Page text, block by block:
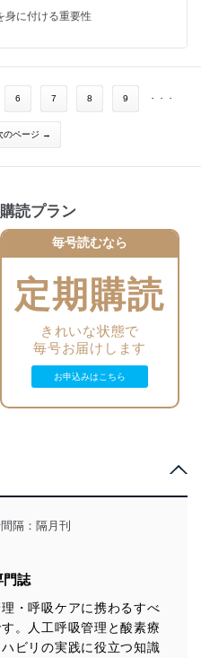
管理中の看護ケア
ック株式会社
対湿度100％を目指すの？
？ 注意すべき点は？
ベストなの?
が望ましいのはなぜ？
症状や呼吸パターンの改善が認め
について教えて
リハビリテーションのコツを教え
う評価するの？
ークリニック 小熊哲也
ラフィ）
する）
身に付ける重要性
理学療法における検査や評価
梓
亮平
ング・徒手的咳嗽介助）
・器具を用いた排痰）
リハの注目＆最新トピックQ＆A
、島谷竜俊
隈の動き・最新トピック
6 7 8 9 ・・・
のページ →
読プラン
毎号読むなら
定期購読
きれいな状態で
毎号お届けします
お申込みはこちら
隔：隔月刊
門誌
・呼吸ケアに携わるすべ
。人工呼吸管理と酸素療
ビリの実践に役立つ知識